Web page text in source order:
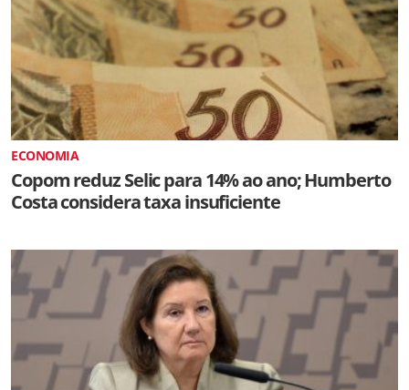
ECONOMIA
Copom reduz Selic para 14% ao ano; Humberto
Costa considera taxa insuficiente